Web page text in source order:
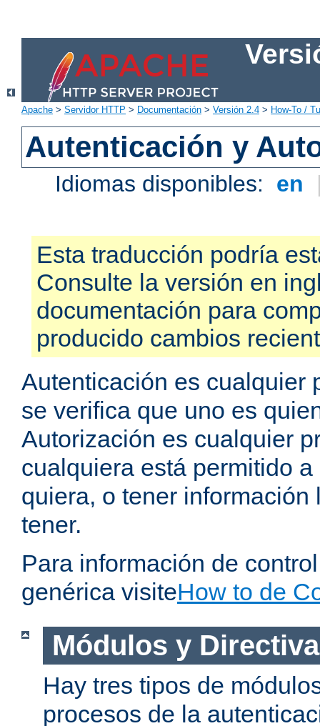
Apache > Servidor HTTP > Documentación > Versión 2.4 > How-To /
Autenticación y
Idiomas disponibles: en
Esta traducción podría
Consulte la versión en
documentación para
producido cambios
Autenticación es cualquier
se verifica que uno es
Autorización es cualquier
cualquiera está permitido
quiera, o tener información
tener.
Para información de
genérica visiteHow to de
Módulos y
Hay tres tipos de
procesos de la